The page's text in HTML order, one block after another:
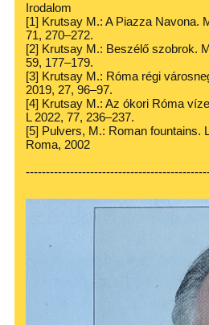
Irodalom
[1] Krutsay M.: A Piazza Navona.
71, 270–272.
[2] Krutsay M.: Beszélő szobrok.
59, 177–179.
[3] Krutsay M.: Róma régi
2019, 27, 96–97.
[4] Krutsay M.: Az ókori Róma
L 2022, 77, 236–237.
[5] Pulvers, M.: Roman fountains.
Roma, 2002